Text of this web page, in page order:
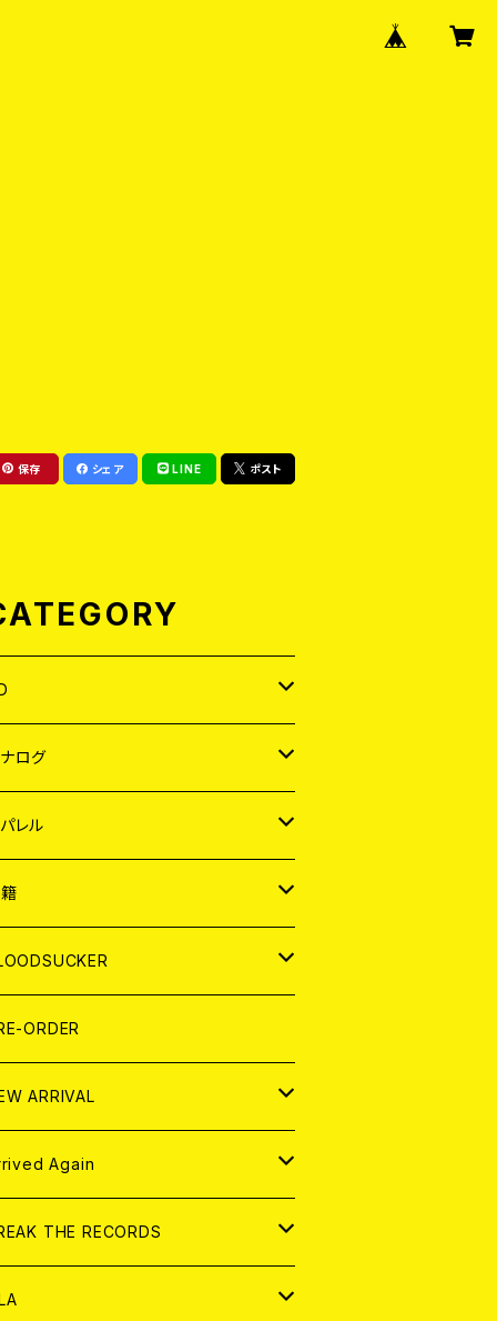
保存 シェア LINE ポスト
ログ
レル
ZINE
集 (PHOTOBOOK)
ログ
レル
CONTENTS
ORDER
ARRIVAL
ログ
Again
ログ
THE RECORDS